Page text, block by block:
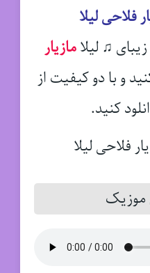
فلاحی لیلا
♫ لیلامازیار
و با دو کیفیت از
کنید.
موزیک